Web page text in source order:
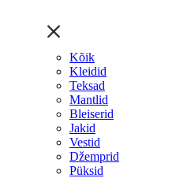
Kõik
Kleidid
Teksad
Mantlid
Bleiserid
Jakid
Vestid
Džemprid
Püksid